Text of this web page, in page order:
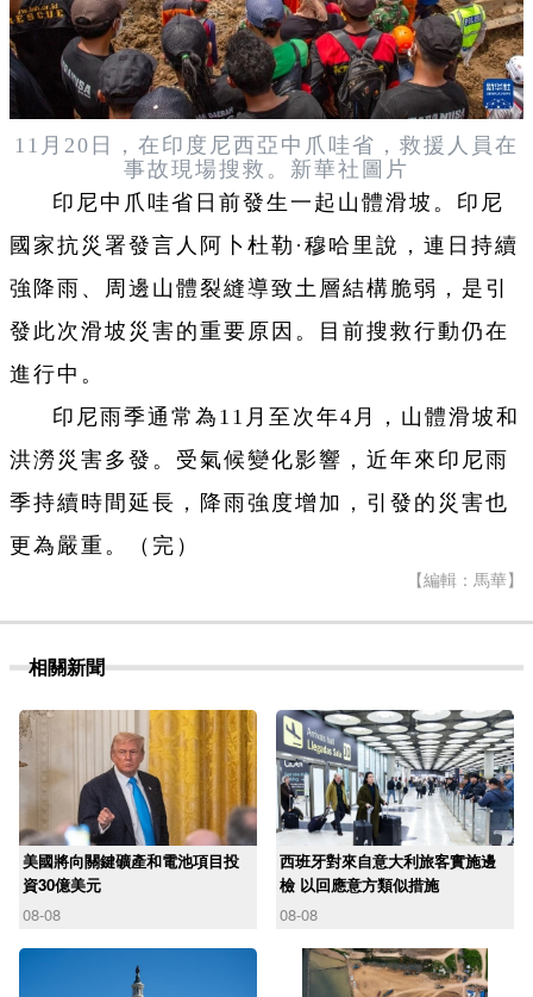
11月20日，在印度尼西亞中爪哇省，救援人員在
事故現場搜救。新華社圖片
印尼中爪哇省日前發生一起山體滑坡。印尼
國家抗災署發言人阿卜杜勒·穆哈里說，連日持續
強降雨、周邊山體裂縫導致土層結構脆弱，是引
發此次滑坡災害的重要原因。目前搜救行動仍在
進行中。
印尼雨季通常為11月至次年4月，山體滑坡和
洪澇災害多發。受氣候變化影響，近年來印尼雨
季持續時間延長，降雨強度增加，引發的災害也
更為嚴重。（完）
【編輯：馬華】
相關新聞
美國將向關鍵礦產和電池項目投
資30億美元
08-08
西班牙對來自意大利旅客實施邊
檢 以回應意方類似措施
08-08